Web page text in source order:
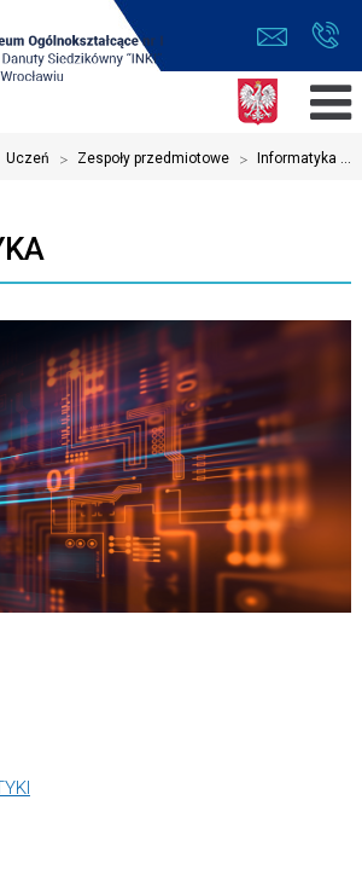
Uczeń > Zespoły przedmiotowe > Informatyka ...